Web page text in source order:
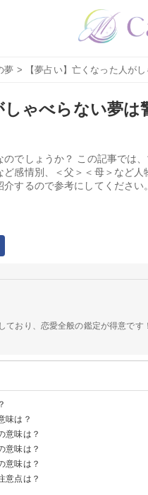
夢 > 【夢占い】亡くなった人が
しゃべらない夢は
でしょうか？ この記事では
感情別、＜父＞＜母＞など人
するので参考にしてください。
ており、恋愛全般の鑑定が得意です
味は？
示
意味は？
】
意味は？
意味は？
意点は？